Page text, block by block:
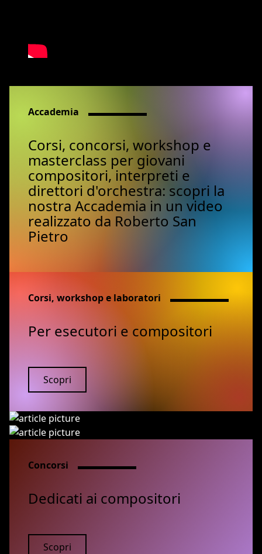
Accademia
Corsi, concorsi, workshop e
masterclass per giovani
compositori, interpreti e
direttori d'orchestra: scopri la
nostra Accademia in un video
realizzato da Roberto San
Pietro
Corsi, workshop e laboratori
Per esecutori e compositori
Scopri
Concorsi
Dedicati ai compositori
Scopri